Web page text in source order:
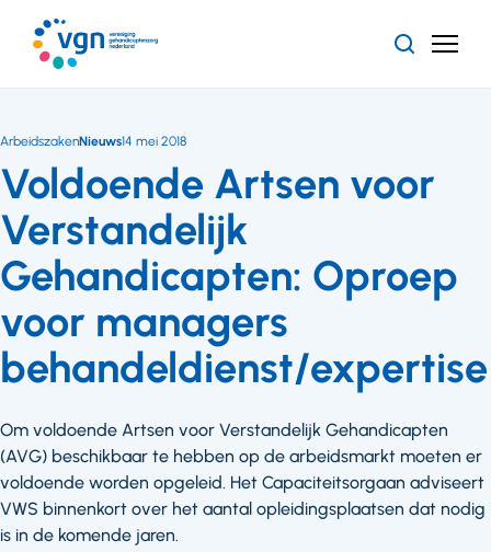
naar
hoofdinhoud
ZoekenMenu
Voldoende Artsen voor
Verstandelijk
Gehandicapten: Oproep
voor managers
behandeldienst/expertise
ArbeidszakenNieuws14 mei 2018
Om voldoende Artsen voor Verstandelijk Gehandicapten
(AVG) beschikbaar te hebben op de arbeidsmarkt moeten er
voldoende worden opgeleid. Het Capaciteitsorgaan adviseert
VWS binnenkort over het aantal opleidingsplaatsen dat nodig
is in de komende jaren.